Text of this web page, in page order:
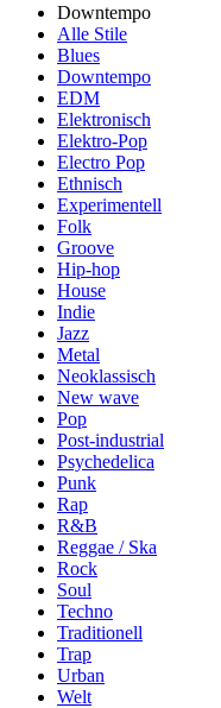
Downtempo
Alle Stile
Blues
Downtempo
EDM
Elektronisch
Elektro-Pop
Electro Pop
Ethnisch
Experimentell
Folk
Groove
Hip-hop
House
Indie
Jazz
Metal
Neoklassisch
New wave
Pop
Post-industrial
Psychedelica
Punk
Rap
R&B
Reggae / Ska
Rock
Soul
Techno
Traditionell
Trap
Urban
Welt